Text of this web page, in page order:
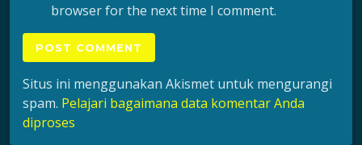
browser for the next time I comment.
Situs ini menggunakan Akismet untuk mengurangi
spam. Pelajari bagaimana data komentar Anda
diproses